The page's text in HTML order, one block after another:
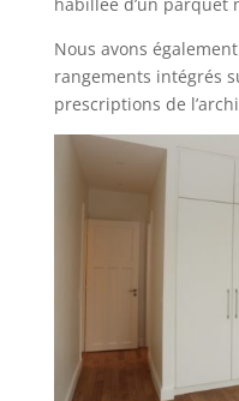
Nous avons
rangements intégrés
prescriptions de